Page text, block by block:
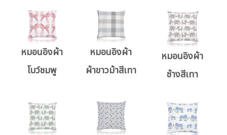
หมอนอิงผ้า
โบว์ชมพู
หมอนอิงผ้า
ผ้าขาวม้าสีเทา
หมอนอิงผ้า
ช้างสีเทา